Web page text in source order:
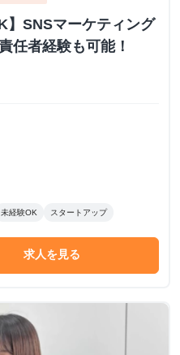
】SNSマーケティング
任者経験も可能！
未経験OK スタートアップ
求人を見る